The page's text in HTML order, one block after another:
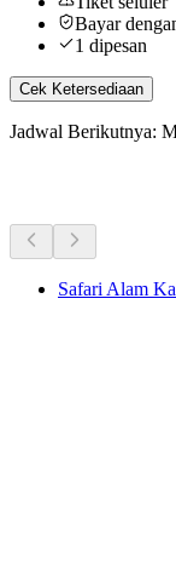
Bayar
1 dipesan
Cek Ketersediaan
Jadwal Berikutnya:
Safari Alam